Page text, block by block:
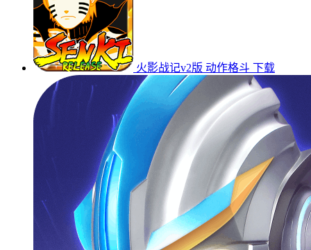
火影战记v2版 动作格斗 下载